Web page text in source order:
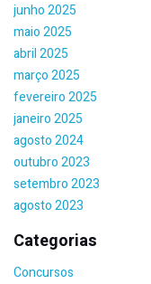
junho 2025
maio 2025
abril 2025
março 2025
fevereiro 2025
janeiro 2025
agosto 2024
outubro 2023
setembro 2023
agosto 2023
Categorias
Concursos